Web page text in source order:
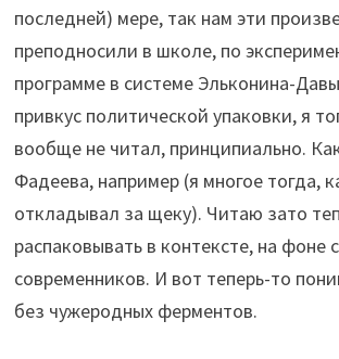
последней) мере, так нам эти
преподносили в школе, по
программе в системе Эльконина-
привкус политической упаковки, я
вообще не читал, принципиально.
Фадеева, например (я многое тогда,
откладывал за щеку). Читаю зато
распаковывать в контексте, на фоне
современников. И вот теперь-то
без чужеродных ферментов.